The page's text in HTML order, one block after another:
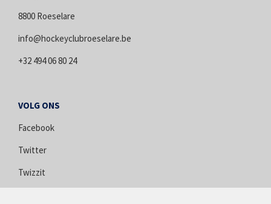
8800 Roeselare
info@hockeyclubroeselare.be
+32 494 06 80 24
VOLG ONS
Facebook
Twitter
Twizzit